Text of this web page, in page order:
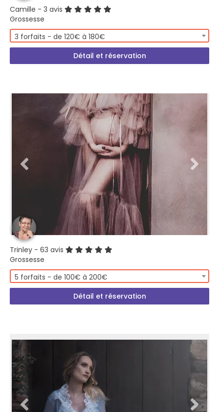
Camille - 3 avis
Grossesse
3 forfaits - de 120€ à 180€
Détail et réservation
Trinley - 63 avis
Grossesse
5 forfaits - de 100€ à 200€
Détail et réservation